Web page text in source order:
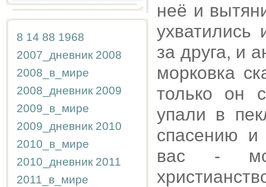
8 14 88 1968
2007_дневник 2008
2008_в_мире
2008_дневник 2009
2009_в_мире
2009_дневник 2010
2010_в_мире
2010_дневник 2011
2011_в_мире
неё и
ухватились
за друга, и
морковка
только он
упали в
спасению и
вас -